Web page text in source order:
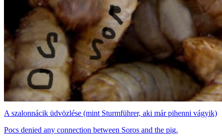
A szalonnácik üdvözlése (mint Sturmführer, aki már pihenni vágyik)
Pocs denied any connection between Soros and the pig.